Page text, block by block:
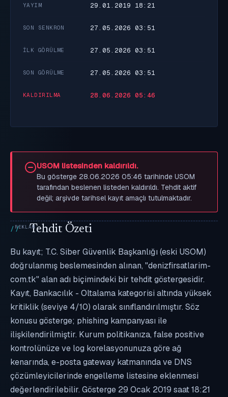
YAYIM 29.01.2019 18:21
SON SENKRON 27.05.2026 03:51
İLK GÖRÜLME 27.05.2026 03:51
SON GÖRÜLME 27.05.2026 03:51
KALDIRILMA 28.06.2026 05:46
USOM listesinden kaldırıldı.
Bu gösterge 28.06.2026 05:46 tarihinde USOM
tarafından beslenen listeden kaldırıldı. Tehdit aktif
değil; arşivde tarihsel kayıt amaçlı tutulmaktadır.
Tehdit Özeti
Bu kayıt; T.C. Siber Güvenlik Başkanlığı (eski USOM)
doğrulanmış beslemesinden alınan, "denizfirsatlarim-
com.tk" alan adı biçimindeki bir tehdit göstergesidir.
Kayıt, Bankacılık - Oltalama kategorisi altında yüksek
kritiklik (seviye 4/10) olarak sınıflandırılmıştır. Söz
konusu gösterge; phishing kampanyası ile
ilişkilendirilmiştir. Kurum politikanıza, false positive
kontrolünüze ve log korelasyonunuza göre ağ
kenarında, e-posta gateway katmanında ve DNS
çözümleyicilerinde engelleme listesine eklenmesi
değerlendirilebilir. Gösterge 29 Ocak 2019 saat 18:21